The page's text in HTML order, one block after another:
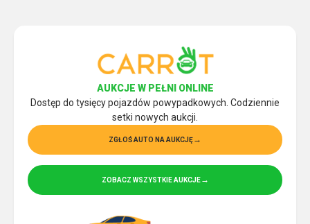
AUKCJE W PEŁNI ONLINE
Dostęp do tysięcy pojazdów powypadkowych. Codziennie
setki nowych aukcji.
ZGŁOŚ AUTO NA AUKCJĘ
ZOBACZ WSZYSTKIE AUKCJE